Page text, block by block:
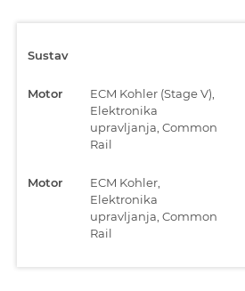
Sustav
Motor
ECM Kohler (Stage V),
Elektronika
upravljanja, Common
Rail
Motor
ECM Kohler,
Elektronika
upravljanja, Common
Rail